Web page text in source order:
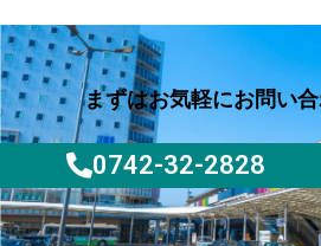
まずはお気軽にお問い
0742-32-2828